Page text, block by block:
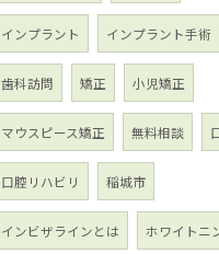
インプラント インプラント手術
歯科訪問 矯正 小児矯正
マウスピース矯正 無料相談
口腔リハビリ 稲城市
インビザラインとは ホワイトニ